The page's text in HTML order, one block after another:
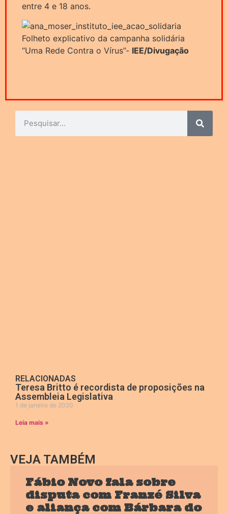
entre 4 e 18 anos.
Folheto explicativo da campanha solidária
“Uma Rede Contra o Vírus”- IEE/Divugação
RELACIONADAS
Teresa Britto é recordista de proposições na
Assembleia Legislativa
1 de janeiro de 2020
Leia mais »
VEJA TAMBÉM
Fábio Novo fala sobre
disputa com Franzé Silva
e aliança com Bárbara do